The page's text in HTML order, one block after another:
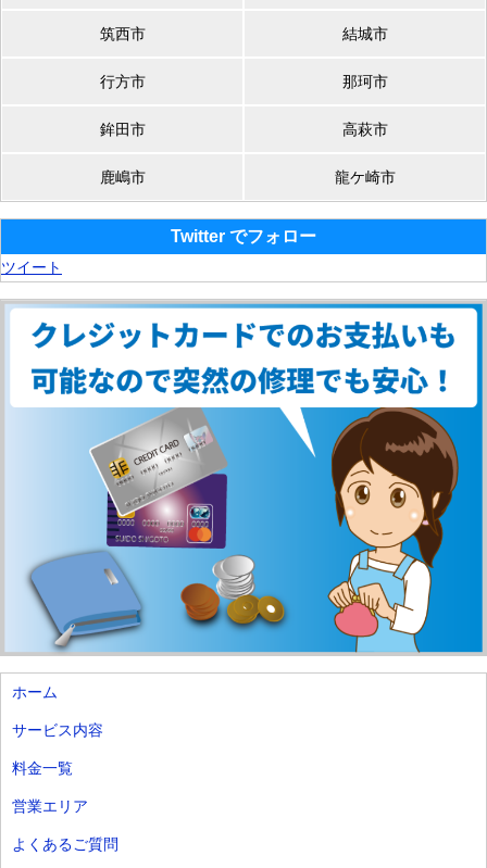
筑西市 結城市
行方市 那珂市
鉾田市 高萩市
鹿嶋市 龍ケ崎市
Twitter でフォロー
ツイート
ホーム
サービス内容
料金一覧
営業エリア
よくあるご質問